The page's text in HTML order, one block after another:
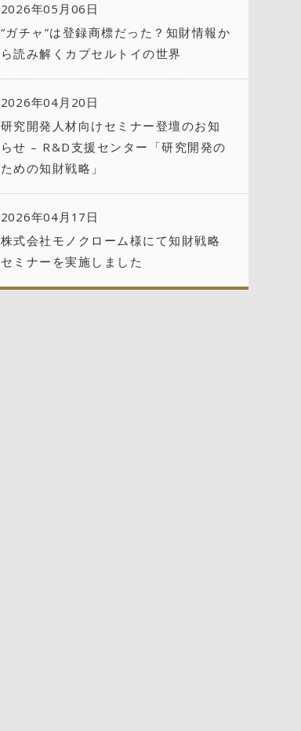
2026年05月06日
“ガチャ”は登録商標だった？知財情報か
ら読み解くカプセルトイの世界
2026年04月20日
研究開発人材向けセミナー登壇のお知
らせ – R&D支援センター「研究開発の
ための知財戦略」
2026年04月17日
株式会社モノクローム様にて知財戦略
セミナーを実施しました